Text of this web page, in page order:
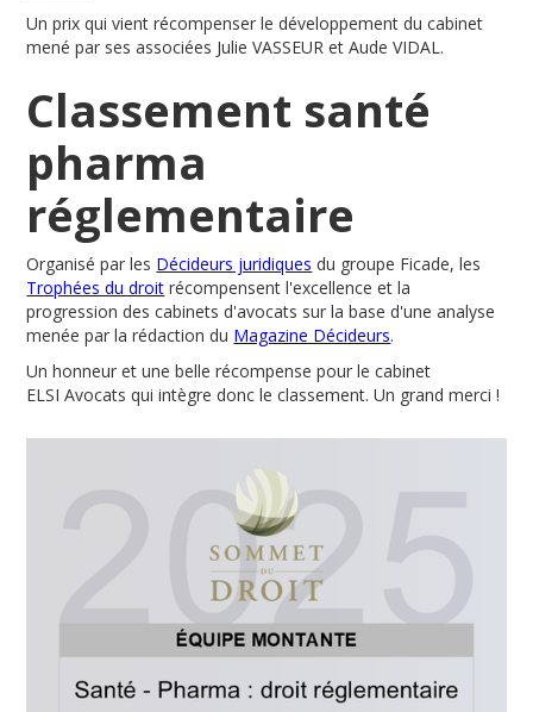
Un prix qui vient récompenser le développement du cabinet
mené par ses associées Julie VASSEUR et Aude VIDAL.
Classement santé
pharma
réglementaire
Organisé par les Décideurs juridiques du groupe Ficade, les
Trophées du droit récompensent l'excellence et la
progression des cabinets d'avocats sur la base d'une analyse
menée par la rédaction du Magazine Décideurs.
Un honneur et une belle récompense pour le cabinet
ELSI Avocats qui intègre donc le classement. Un grand merci !